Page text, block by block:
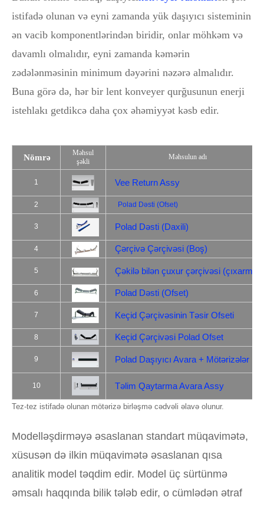
istifadə olunan və eyni zamanda yük daşıyıcı sisteminin
ən vacib komponentlərindən biridir, onlar möhkəm və
davamlı olmalıdır, eyni zamanda kəmərin
zədələnməsinin minimum dəyərini nəzərə almalıdır.
Buna görə də, hər bir lent konveyer qurğusunun enerji
istehlakı getdikcə daha çox əhəmiyyət kəsb edir.
Nömrə
Məhsul
şəkli
Məhsulun adı
1 Vee Return Assy
2 Polad Dəsti (Ofset)
3 Polad Dəsti (Daxili)
4 Çərçivə Çərçivəsi (Boş)
5 Çəkilə bilən çuxur çərçivəsi (çıxarma)
6 Polad Dəsti (Ofset)
7 Keçid Çərçivəsinin Təsir Ofseti
8 Keçid Çərçivəsi Polad Ofset
9 Polad Daşıyıcı Avara + Mötərizələr
10 Təlim Qaytarma Avara Assy
Tez-tez istifadə olunan mötərizə birləşmə cədvəli əlavə olunur.
Modelləşdirməyə əsaslanan standart müqavimətə,
xüsusən də ilkin müqavimətə əsaslanan qısa
analitik model təqdim edir. Model üç sürtünmə
əmsalı haqqında bilik tələb edir, o cümlədən ətraf